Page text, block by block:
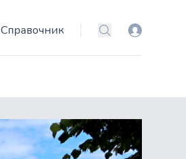
Справочник Поиск Вход